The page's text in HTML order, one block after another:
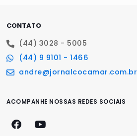
CONTATO
(44) 3028 - 5005
(44) 9 9101 - 1466
andre@jornalcocamar.com.br
ACOMPANHE NOSSAS REDES SOCIAIS